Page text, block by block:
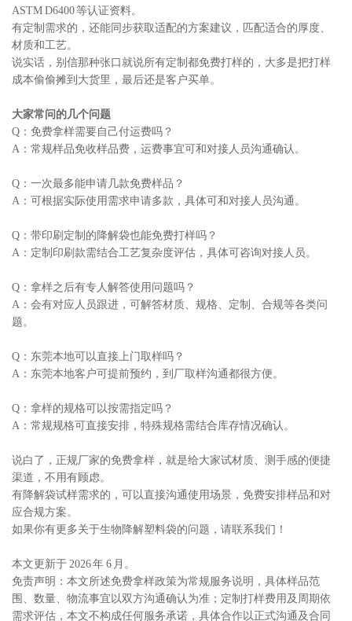
ASTM D6400 等认证资料。
有定制需求的，还能同步获取适配的方案建议，匹配适合的厚度、
材质和工艺。
说实话，别信那种张口就说所有定制都免费打样的，大多是把打样
成本偷偷摊到大货里，最后还是客户买单。
大家常问的几个问题
Q：免费拿样需要自己付运费吗？
A：常规样品免收样品费，运费事宜可和对接人员沟通确认。
Q：一次最多能申请几款免费样品？
A：可根据实际使用需求申请多款，具体可和对接人员沟通。
Q：带印刷定制的降解袋也能免费打样吗？
A：定制印刷款需结合工艺复杂度评估，具体可咨询对接人员。
Q：拿样之后有专人解答使用问题吗？
A：会有对应人员跟进，可解答材质、规格、定制、合规等各类问
题。
Q：东莞本地可以直接上门取样吗？
A：东莞本地客户可提前预约，到厂取样沟通都很方便。
Q：拿样的规格可以按需指定吗？
A：常规规格可直接安排，特殊规格需结合库存情况确认。
说白了，正规厂家的免费拿样，就是给大家试材质、测手感的便捷
渠道，不用有顾虑。
有降解袋试样需求的，可以直接沟通使用场景，免费安排样品和对
应合规方案。
如果你有更多关于生物降解塑料袋的问题，请联系我们 ！
本文更新于 2026 年 6 月。
免责声明：本文所述免费拿样政策为常规服务说明，具体样品范
围、数量、物流事宜以双方沟通确认为准；定制打样费用及周期依
需求评估，本文不构成任何服务承诺，具体合作以正式沟通及合同